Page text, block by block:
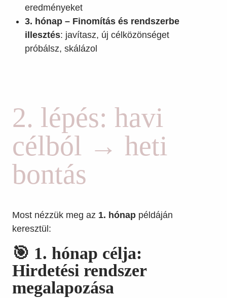
eredményeket
3. hónap – Finomítás és rendszerbe
illesztés: javítasz, új célközönséget
próbálsz, skálázol
2. lépés: havi
célból → heti
bontás
Most nézzük meg az 1. hónap példáján
keresztül:
🎯 1. hónap célja:
Hirdetési rendszer
megalapozása